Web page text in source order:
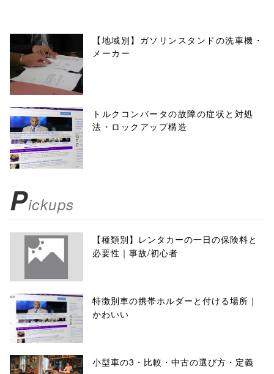
【地域別】ガソリンスタンドの洗車機・
メーカー
トルクコンバータの故障の症状と対処
法・ロックアップ構造
Pickups
【種類別】レンタカーの一日の保険料と
必要性｜事故/初心者
特徴別車の携帯ホルダーと付ける場所｜
かわいい
小型車の3・比較・中古の選び方・定義